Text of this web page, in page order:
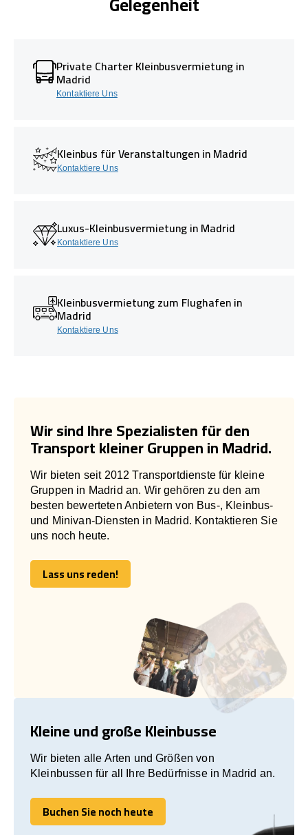
Private Charter Kleinbusvermietung in
Madrid
Kontaktiere Uns
Kleinbus für Veranstaltungen in Madrid
Kontaktiere Uns
Luxus-Kleinbusvermietung in Madrid
Kontaktiere Uns
Kleinbusvermietung zum Flughafen in
Madrid
Kontaktiere Uns
Wir sind Ihre Spezialisten für den
Transport kleiner Gruppen in Madrid.
Wir bieten seit 2012 Transportdienste für kleine
Gruppen in Madrid an. Wir gehören zu den am
besten bewerteten Anbietern von Bus-, Kleinbus-
und Minivan-Diensten in Madrid. Kontaktieren Sie
uns noch heute.
Lass uns reden!
Lass uns reden!
Kleine und große Kleinbusse
Wir bieten alle Arten und Größen von
Kleinbussen für all Ihre Bedürfnisse in Madrid an.
Buchen Sie noch heute
Buchen Sie noch heute